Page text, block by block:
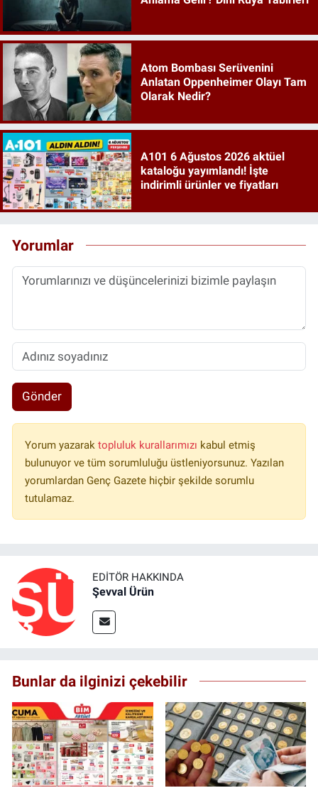
Atom Bombası Serüvenini
Anlatan Oppenheimer Olayı Tam
Olarak Nedir?
A101 6 Ağustos 2026 aktüel
kataloğu yayımlandı! İşte
indirimli ürünler ve fiyatları
Yorumlar
Gönder
Yorum yazarak topluluk kurallarımızı kabul etmiş
bulunuyor ve tüm sorumluluğu üstleniyorsunuz. Yazılan
yorumlardan Genç Gazete hiçbir şekilde sorumlu
tutulamaz.
EDITÖR HAKKINDA
Şevval Ürün
Bunlar da ilginizi çekebilir